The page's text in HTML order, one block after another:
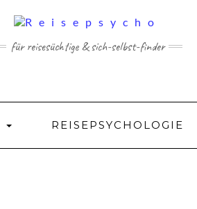
für reisesüchtige & sich-selbst-finder
REISEPSYCHOLOGIE